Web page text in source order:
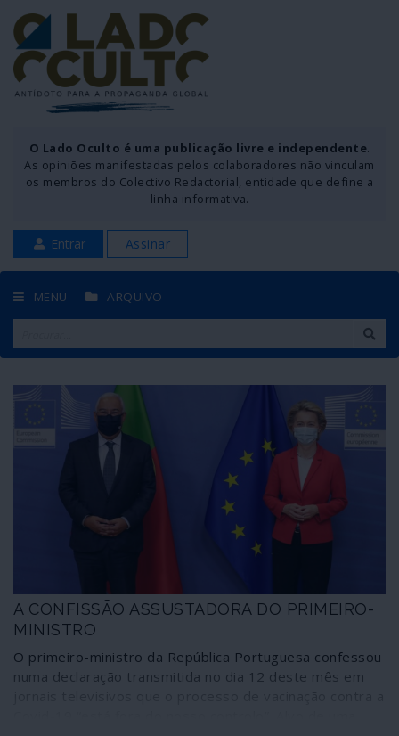
O Lado Oculto é uma publicação livre e independente.
As opiniões manifestadas pelos colaboradores não vinculam
os membros do Colectivo Redactorial, entidade que define a
linha informativa.
Entrar Assinar
MENU ARQUIVO
A CONFISSÃO ASSUSTADORA DO PRIMEIRO-
MINISTRO
O primeiro-ministro da República Portuguesa confessou
numa declaração transmitida no dia 12 deste mês em